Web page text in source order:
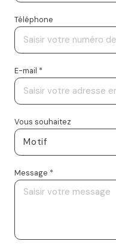
Téléphone
E-mail *
Vous souhaitez
Motif
Message *